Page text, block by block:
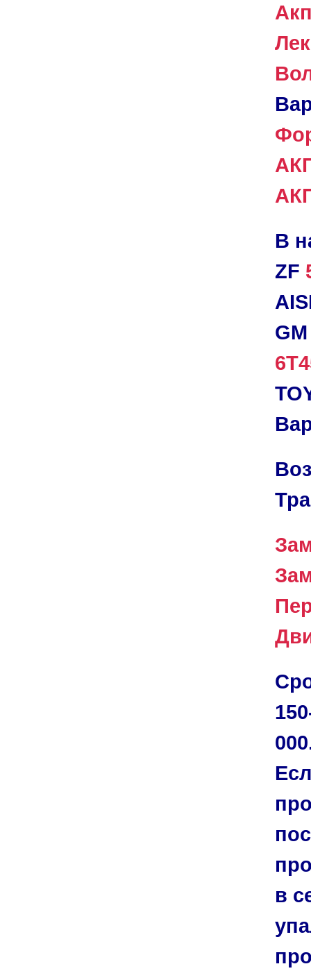
В
ZF
в